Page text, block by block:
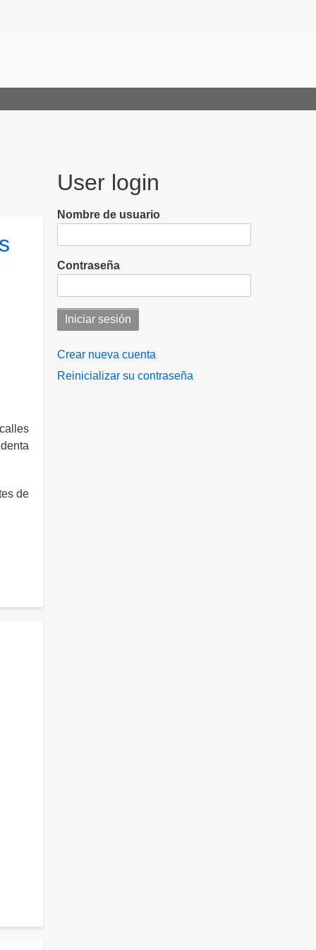
de
User login
Nombre de usuario
Contraseña
Crear nueva cuenta
Reinicializar su contraseña